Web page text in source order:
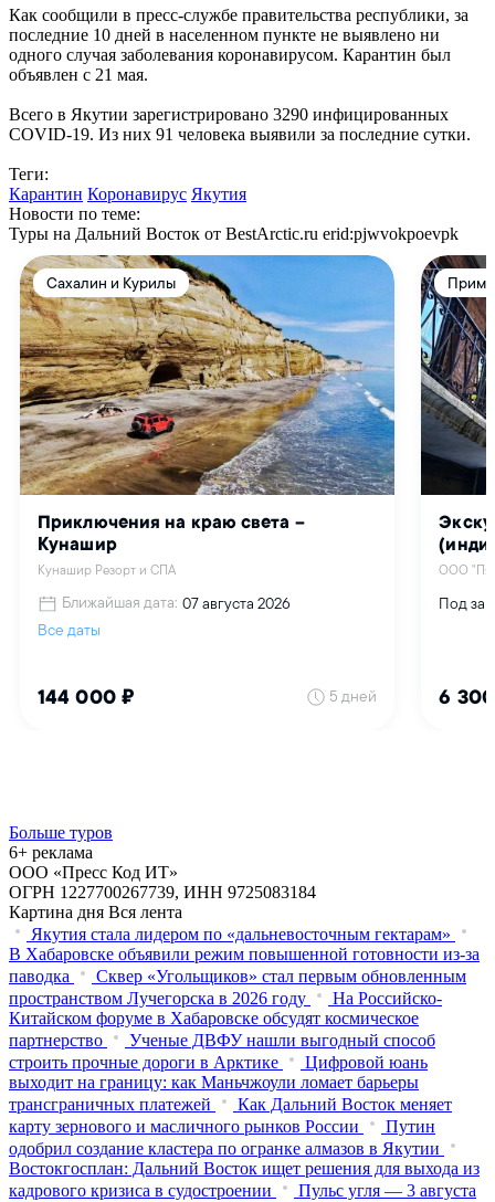
Как сообщили в пресс-службе правительства республики, за
последние 10 дней в населенном пункте не выявлено ни
одного случая заболевания коронавирусом. Карантин был
объявлен с 21 мая.
Всего в Якутии зарегистрировано 3290 инфицированных
COVID-19. Из них 91 человека выявили за последние сутки.
Теги:
Карантин Коронавирус Якутия
Новости по теме:
Туры на Дальний Восток от BestArctic.ru erid:pjwvokpoevpk
Больше туров
6+ реклама
ООО «Пресс Код ИТ»
ОГРН 1227700267739, ИНН 9725083184
Картина дня Вся лента
Якутия стала лидером по «дальневосточным гектарам»
В Хабаровске объявили режим повышенной готовности из‑за
паводка
Сквер «Угольщиков» стал первым обновленным
пространством Лучегорска в 2026 году
На Российско-
Китайском форуме в Хабаровске обсудят космическое
партнерство
Ученые ДВФУ нашли выгодный способ
строить прочные дороги в Арктике
Цифровой юань
выходит на границу: как Маньчжоули ломает барьеры
трансграничных платежей
Как Дальний Восток меняет
карту зернового и масличного рынков России
Путин
одобрил создание кластера по огранке алмазов в Якутии
Востокгосплан: Дальний Восток ищет решения для выхода из
кадрового кризиса в судостроении
Пульс угля — 3 августа